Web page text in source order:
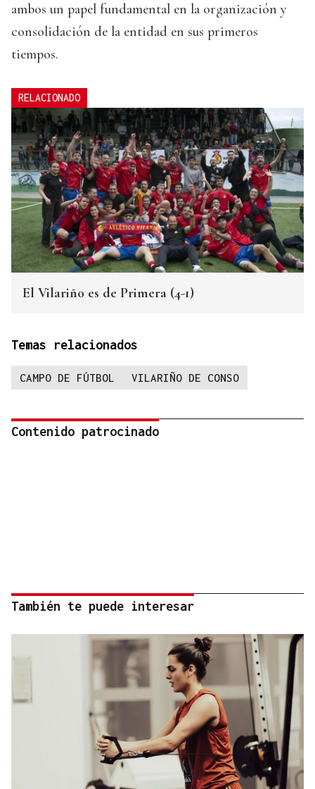
ambos un papel fundamental en la organización y
consolidación de la entidad en sus primeros
tiempos.
RELACIONADO
El Vilariño es de Primera (4-1)
Temas relacionados
CAMPO DE FÚTBOL VILARIÑO DE CONSO
Contenido patrocinado
También te puede interesar